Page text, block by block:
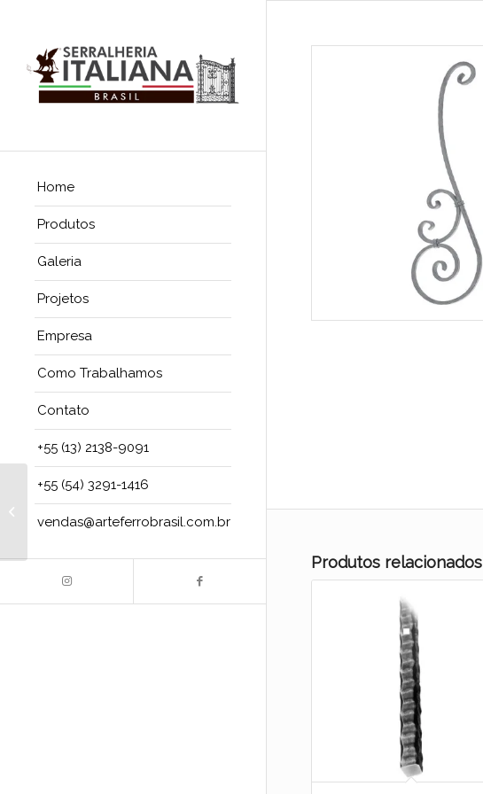
Home
Produtos
Galeria
Projetos
Empresa
Como Trabalhamos
Contato
+55 (13) 2138-9091
+55 (54) 3291-1416
vendas@arteferrobrasil.com.br
Produtos relacionados
Art.540/2/M/BR
Preenchimento
corrimão – dim: 1/2″ x